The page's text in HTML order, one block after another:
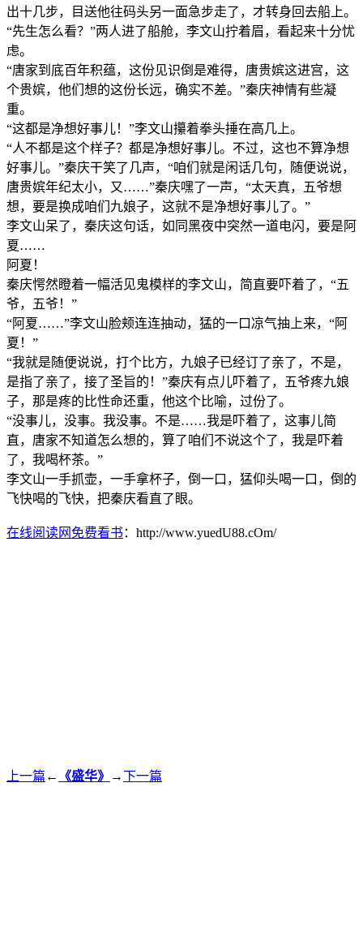
出十几步，目送他往码头另一面急步走了，才转身回去船上。
“先生怎么看？”两人进了船舱，李文山拧着眉，看起来十分忧
虑。
“唐家到底百年积蕴，这份见识倒是难得，唐贵嫔这进宫，这
个贵嫔，他们想的这份长远，确实不差。”秦庆神情有些凝
重。
“这都是净想好事儿！”李文山攥着拳头捶在高几上。
“人不都是这个样子？都是净想好事儿。不过，这也不算净想
好事儿。”秦庆干笑了几声，“咱们就是闲话几句，随便说说，
唐贵嫔年纪太小，又……”秦庆嘿了一声，“太天真，五爷想
想，要是换成咱们九娘子，这就不是净想好事儿了。”
李文山呆了，秦庆这句话，如同黑夜中突然一道电闪，要是阿
夏……
阿夏！
秦庆愕然瞪着一幅活见鬼模样的李文山，简直要吓着了，“五
爷，五爷！”
“阿夏……”李文山脸颊连连抽动，猛的一口凉气抽上来，“阿
夏！”
“我就是随便说说，打个比方，九娘子已经订了亲了，不是，
是指了亲了，接了圣旨的！”秦庆有点儿吓着了，五爷疼九娘
子，那是疼的比性命还重，他这个比喻，过份了。
“没事儿，没事。我没事。不是……我是吓着了，这事儿简
直，唐家不知道怎么想的，算了咱们不说这个了，我是吓着
了，我喝杯茶。”
李文山一手抓壶，一手拿杯子，倒一口，猛仰头喝一口，倒的
飞快喝的飞快，把秦庆看直了眼。
在线阅读网免费看书 ：http://www.yuedU88.cOm/
上一篇 ← 《盛华》 →下一篇